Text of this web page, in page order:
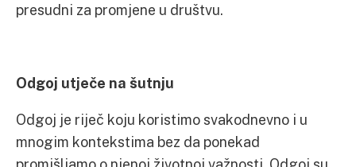
presudni za promjene u društvu.
Odgoj utječe na šutnju
Odgoj je riječ koju koristimo svakodnevno i u
mnogim kontekstima bez da ponekad